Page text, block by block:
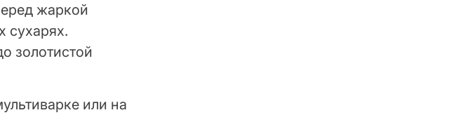
жаркой
сухарях.
золотистой
или на